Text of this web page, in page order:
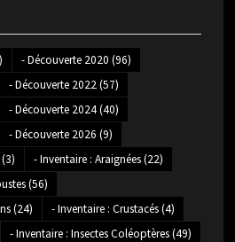
- Découverte 2020 (96)
- Découverte 2022(57)
- Découverte 2024(40)
- Découverte 2026 (9)
- Inventaire : Araignées(22)
(56)
(24) - Inventaire : Crustacés(4)
- Inventaire : Insectes Coléoptères(49)